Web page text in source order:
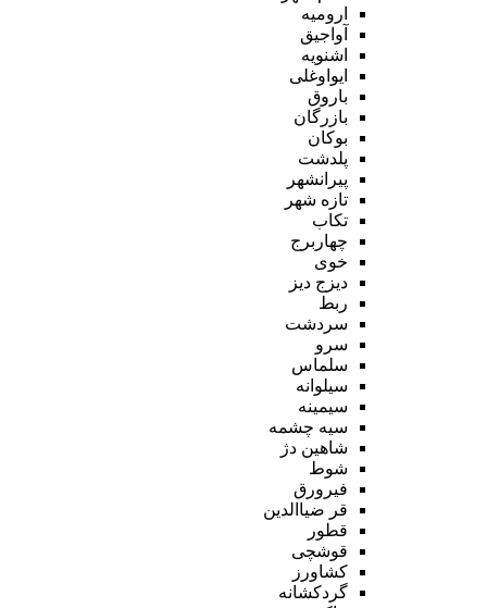
ارومیه
آواجیق
اشنویه
ایواوغلی
باروق
بازرگان
بوکان
پلدشت
پیرانشهر
تازه شهر
تکاب
چهاربرج
خوی
دیزج دیز
ربط
سردشت
سرو
سلماس
سیلوانه
سیمینه
سیه چشمه
شاهین دژ
شوط
فیرورق
قر ضیاالدین
قطور
قوشچی
کشاورز
گردکشانه